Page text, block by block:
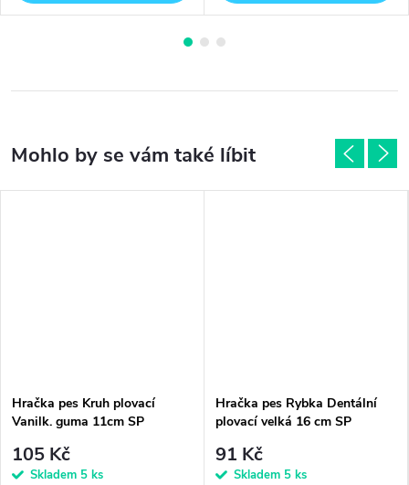
Hračka pes Kruh plovací
Vanilk. guma 11cm SP
105 Kč
Skladem 5 ks
Hračka pes Rybka Dentální
plovací velká 16 cm SP
91 Kč
Skladem 5 ks